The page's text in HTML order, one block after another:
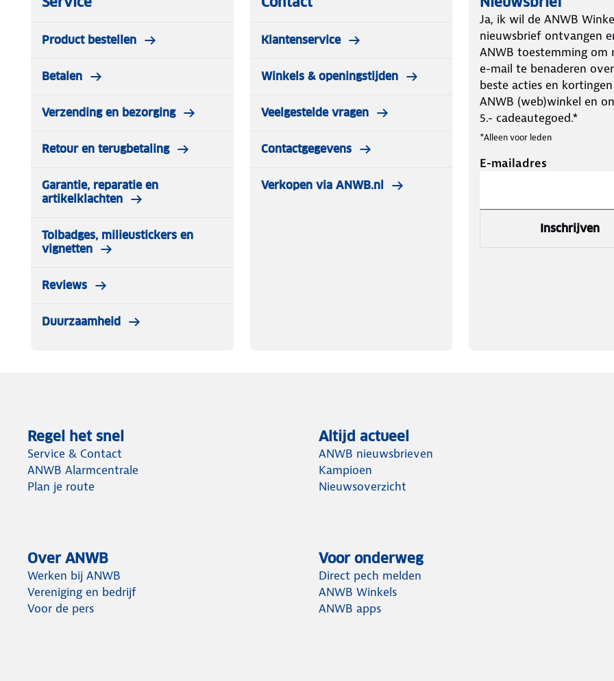
Product bestellen
Betalen
Verzending en bezorging
Retour en terugbetaling
Garantie, reparatie en
artikelklachten
Tolbadges, milieustickers en
vignetten
Reviews
Duurzaamheid
Klantenservice
Winkels & openingstijden
Veelgestelde vragen
Contactgegevens
Verkopen via ANWB.nl
Ja, ik wil de ANWB
nieuwsbrief ontvangen
ANWB toestemming om
e-mail te benaderen
beste acties en
ANWB (web)winkel en
5.- cadeautegoed.*
*Alleen voor leden
E-mailadres
Inschrijven
Regel het snel
Service & Contact
ANWB Alarmcentrale
Plan je route
Altijd actueel
ANWB nieuwsbrieven
Kampioen
Nieuwsoverzicht
Over ANWB
Werken bij ANWB
Vereniging en bedrijf
Voor de pers
Voor onderweg
Direct pech melden
ANWB Winkels
ANWB apps